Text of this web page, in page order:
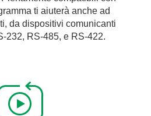
ti aiuterà anche ad
da dispositivi comunicanti
232, RS-485, e RS-422.